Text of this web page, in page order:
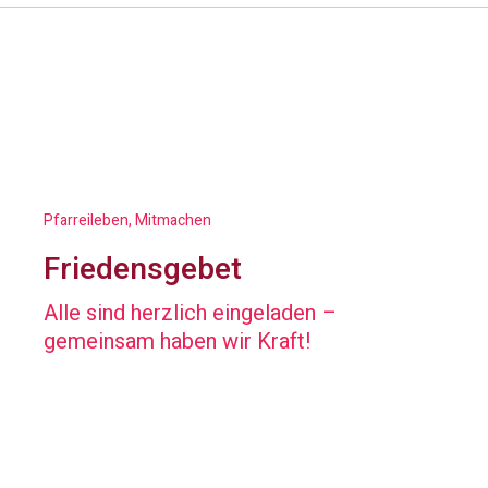
Pfarreileben, Mitmachen
Friedensgebet
Alle sind herzlich eingeladen –
gemeinsam haben wir Kraft!